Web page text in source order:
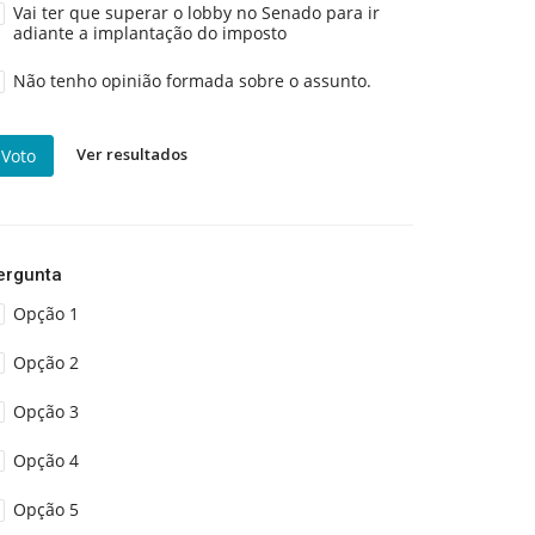
Vai ter que superar o lobby no Senado para ir
adiante a implantação do imposto
Não tenho opinião formada sobre o assunto.
Voto Ver resultados
Opção 1
Opção 2
Opção 3
Opção 4
Opção 5